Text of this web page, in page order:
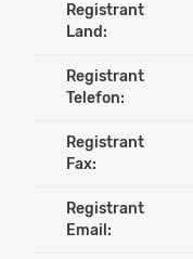
Registrant
Land:
Registrant
Telefon:
Registrant
Fax:
Registrant
Email: